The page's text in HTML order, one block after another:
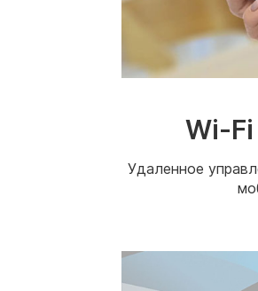
Wi-Fi
Удаленное